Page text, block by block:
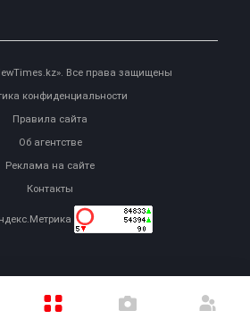
Все права защищены
конфиденциальности
Правила сайта
Об агентстве
Реклама на сайте
Контакты